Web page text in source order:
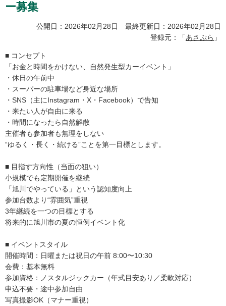
ー募集
公開日：2026年02月28日 最終更新日：2026年02月28日
登録元：「あさぷら 」
■ コンセプト
「お金と時間をかけない、自然発生型カーイベント」
・休日の午前中
・スーパーの駐車場など身近な場所
・SNS（主にInstagram・X・Facebook）で告知
・来たい人が自由に来る
・時間になったら自然解散
主催者も参加者も無理をしない
“ゆるく・長く・続ける”ことを第一目標とします。
■ 目指す方向性（当面の狙い）
小規模でも定期開催を継続
「旭川でやっている」という認知度向上
参加台数より“雰囲気”重視
3年継続を一つの目標とする
将来的に旭川市の夏の恒例イベント化
■ イベントスタイル
開催時間：日曜または祝日の午前 8:00〜10:30
会費：基本無料
参加資格：ノスタルジックカー（年式目安あり／柔軟対応）
申込不要・途中参加自由
写真撮影OK（マナー重視）